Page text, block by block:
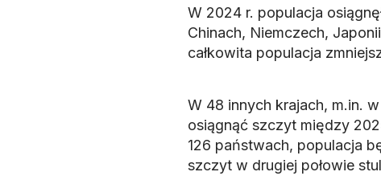
W 2024 r. populacja
Chinach, Niemczech,
całkowita populacja
W 48 innych krajach, m.in.
osiągnąć szczyt między
126 państwach, populacja
szczyt w drugiej połowie